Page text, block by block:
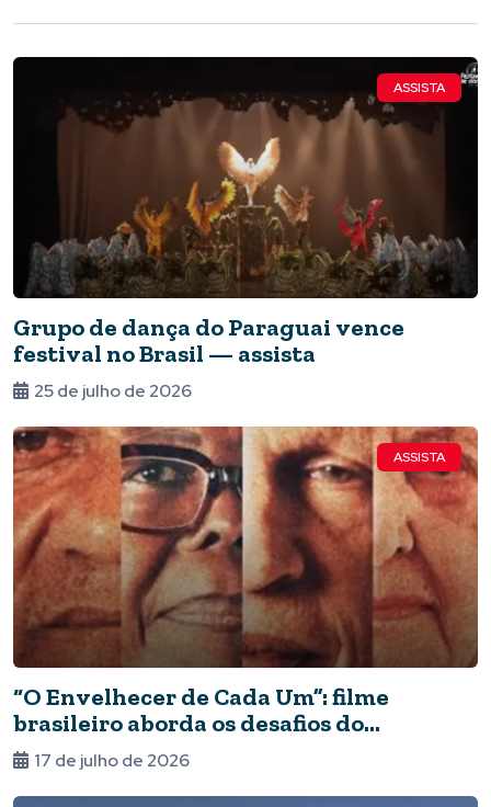
ASSISTA
Grupo de dança do Paraguai vence
festival no Brasil — assista
25 de julho de 2026
ASSISTA
“O Envelhecer de Cada Um”: filme
brasileiro aborda os desafios do
envelhecimento
17 de julho de 2026